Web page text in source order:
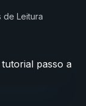
de Leitura